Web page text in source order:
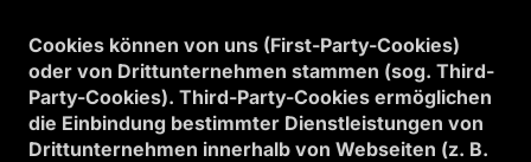
Cookies können von uns (First-Party-Cookies)
oder von Drittunternehmen stammen (sog. Third-
Party-Cookies). Third-Party-Cookies ermöglichen
die Einbindung bestimmter Dienstleistungen von
Drittunternehmen innerhalb von Webseiten (z. B.